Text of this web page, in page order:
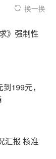
换一换
》强制性
199元，
汇报 核准